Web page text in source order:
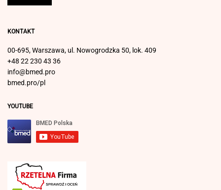
KONTAKT
00-695, Warszawa, ul. Nowogrodzka 50, lok. 409
+48 22 230 43 36
info@bmed.pro
bmed.pro/pl
YOUTUBE